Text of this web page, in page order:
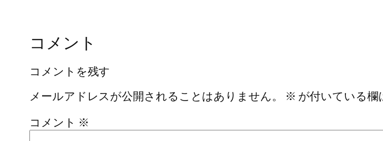
コメント
コメントを残す
メールアドレスが公開されることはありません。
※ が付いている欄
コメント ※